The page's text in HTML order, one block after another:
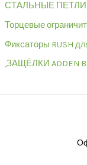
СТАЛЬНЫЕ ПЕТЛИ
Торцевые
Фиксаторы RUSH
,ЗАЩЁЛКИ ADDEN